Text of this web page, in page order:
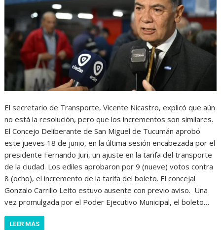
El secretario de Transporte, Vicente Nicastro, explicó que aún
no está la resolución, pero que los incrementos son similares.
El Concejo Deliberante de San Miguel de Tucumán aprobó
este jueves 18 de junio, en la última sesión encabezada por el
presidente Fernando Juri, un ajuste en la tarifa del transporte
de la ciudad. Los ediles aprobaron por 9 (nueve) votos contra
8 (ocho), el incremento de la tarifa del boleto. El concejal
Gonzalo Carrillo Leito estuvo ausente con previo aviso. Una
vez promulgada por el Poder Ejecutivo Municipal, el boleto…
LEER MÁS